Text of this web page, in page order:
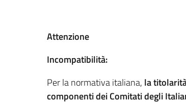
Attenzione
Incompatibilità:
Per la normativa italiana, la
componenti dei Comitati degli